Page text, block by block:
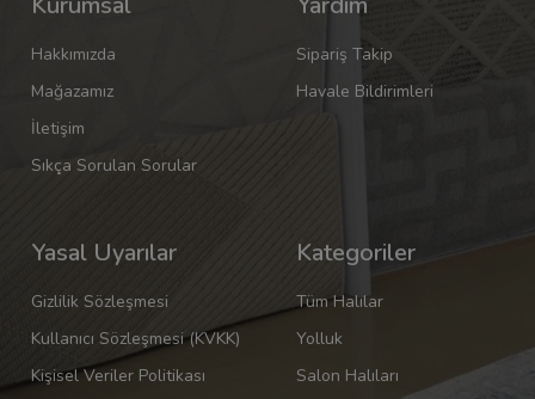
Hakkımızda
Mağazamız
İletişim
Sıkça Sorulan Sorular
Sipariş Takip
Havale Bildirimleri
Yasal Uyarılar
Gizlilik Sözleşmesi
Kullanıcı Sözleşmesi (KVKK)
Kişisel Veriler Politikası
Kategoriler
Tüm Halılar
Yolluk
Salon Halıları